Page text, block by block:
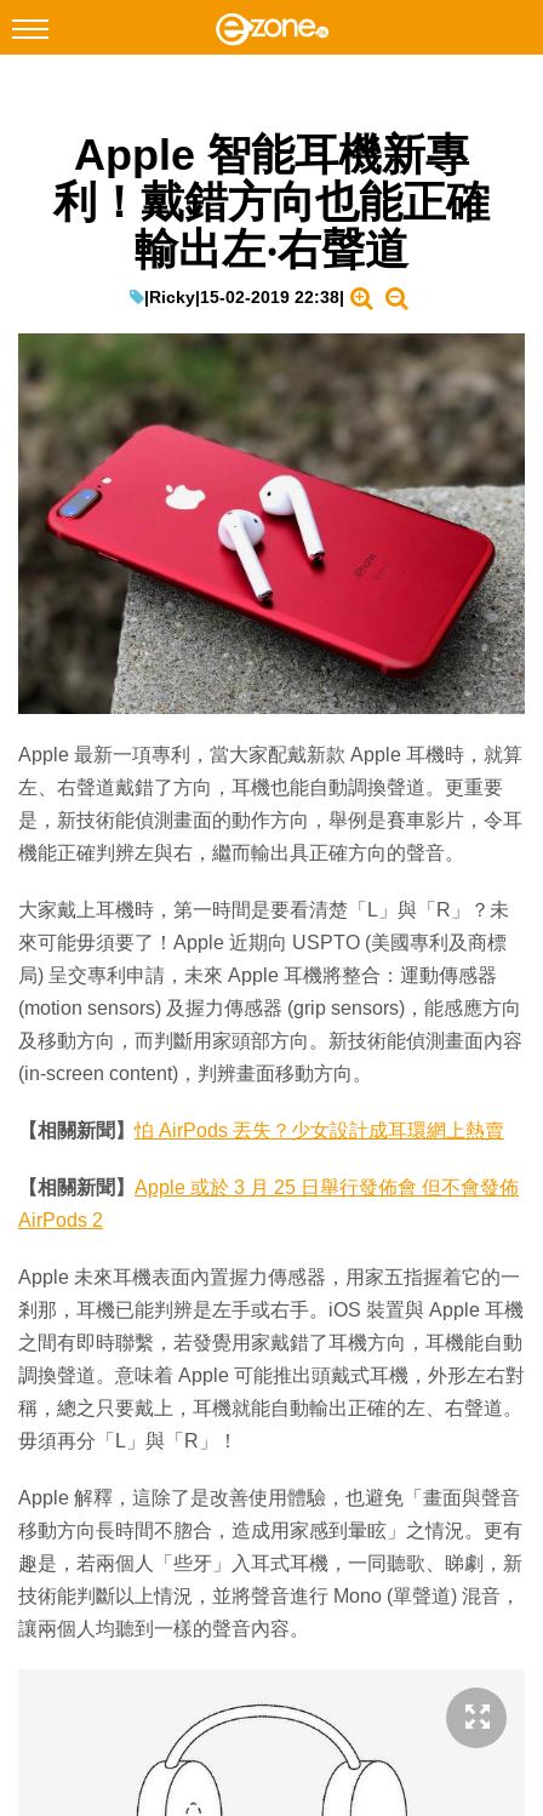
Facebook Instagram
科技焦點
教學評測
EduTech
IT Times
生成式AI與雲端應用
Enterprise Digital Transformation
特集
Apple 智能耳機新專
利！戴錯方向也能正確
輸出左‧右聲道
|Ricky|15-02-2019 22:38|
Apple 最新一項專利，當大家配戴新款 Apple 耳機時，就算
左、右聲道戴錯了方向，耳機也能自動調換聲道。更重要
是，新技術能偵測畫面的動作方向，舉例是賽車影片，令耳
機能正確判辨左與右，繼而輸出具正確方向的聲音。
大家戴上耳機時，第一時間是要看清楚「L」與「R」？未
來可能毋須要了！Apple 近期向 USPTO (美國專利及商標
局) 呈交專利申請，未來 Apple 耳機將整合：運動傳感器
(motion sensors) 及握力傳感器 (grip sensors)，能感應方向
及移動方向，而判斷用家頭部方向。新技術能偵測畫面內容
(in-screen content)，判辨畫面移動方向。
【相關新聞】怕 AirPods 丟失？少女設計成耳環網上熱賣
【相關新聞】 Apple 或於 3 月 25 日舉行發佈會 但不會發佈
AirPods 2
Apple 未來耳機表面內置握力傳感器，用家五指握着它的一
剎那，耳機已能判辨是左手或右手。iOS 裝置與 Apple 耳機
之間有即時聯繫，若發覺用家戴錯了耳機方向，耳機能自動
調換聲道。意味着 Apple 可能推出頭戴式耳機，外形左右對
稱，總之只要戴上，耳機就能自動輸出正確的左、右聲道。
毋須再分「L」與「R」！
Apple 解釋，這除了是改善使用體驗，也避免「畫面與聲音
移動方向長時間不脗合，造成用家感到暈眩」之情況。更有
趣是，若兩個人「些牙」入耳式耳機，一同聽歌、睇劇，新
技術能判斷以上情況，並將聲音進行 Mono (單聲道) 混音，
讓兩個人均聽到一樣的聲音內容。